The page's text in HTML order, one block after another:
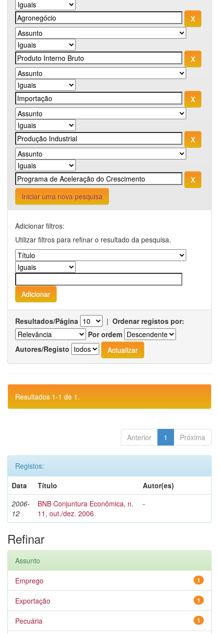
Iniciar uma nova pesquisa
Adicionar filtros:
Utilizar filtros para refinar o resultado da pesquisa.
Resultados/Página | Ordenar registos por:
Por ordem
Autores/Registo
Resultados 1-1 de 1.
Anterior 1 Próxima
Registos:
Data
Título
Autor(es)
2006-
12
BNB Conjuntura Econômica, n.
11, out./dez. 2006
-
Refinar
Assunto
1
Emprego
1
Exportação
1
Pecuária